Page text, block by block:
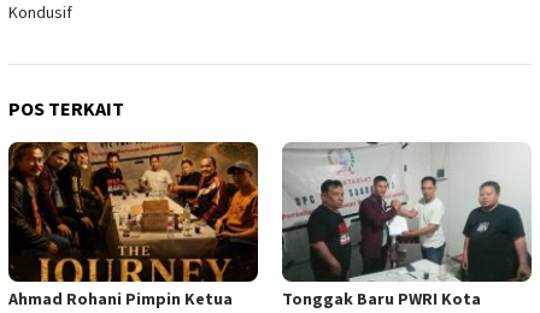
Kondusif
POS TERKAIT
Ahmad Rohani Pimpin Ketua
Tonggak Baru PWRI Kota